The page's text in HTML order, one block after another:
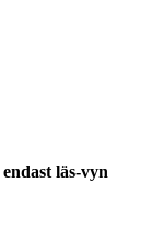
läs-vyn